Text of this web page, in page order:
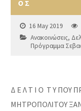
Ο Σ
16 May 2019
Ανακοινώσεις,
Πρόγραμμα
Δ Ε Λ Τ Ι Ο Τ Υ ΠΟΥ
ΜΗΤΡΟΠΟΛΙΤΟΥ